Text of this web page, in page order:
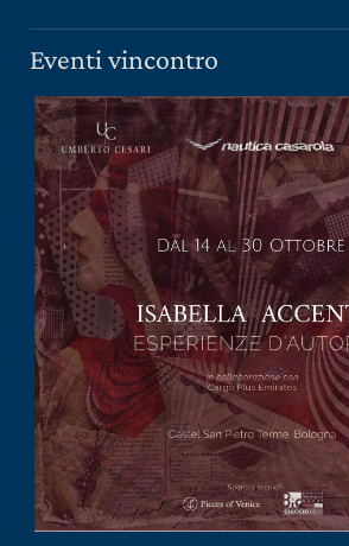
SCOPRI
IL NOSTRO SHOP
EXCLUSIVE
WINE CLUB
AREA RISERVATA
CERCA
Eventi vincontro